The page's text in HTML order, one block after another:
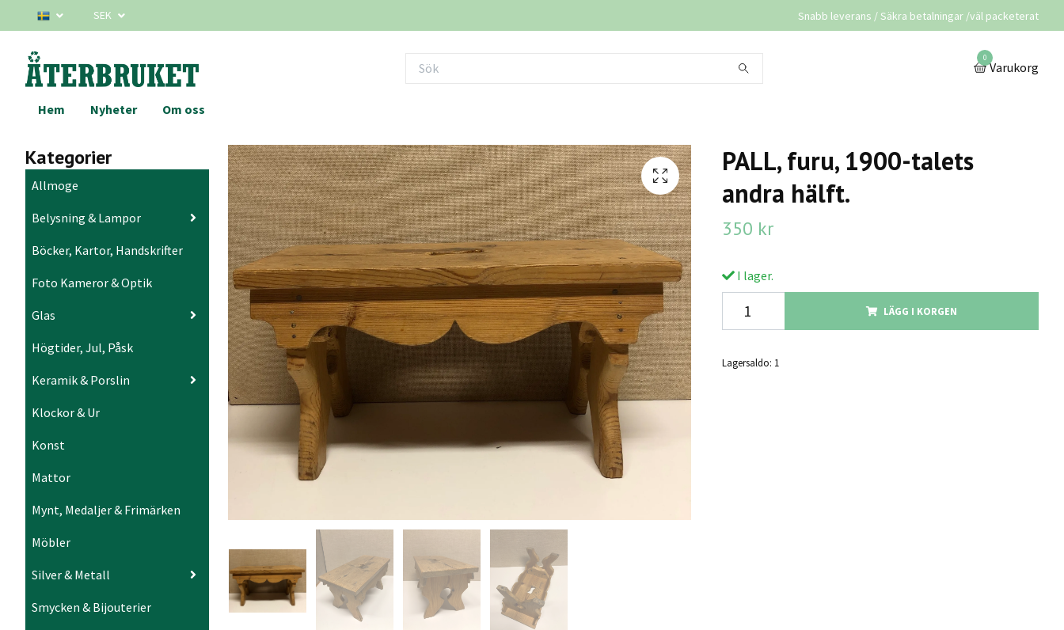
SEK Snabb leverans / Säkra betalningar /väl packeterat
0
Varukorg
Hem Nyheter Om oss
Kategorier
Allmoge
Belysning & Lampor
Böcker, Kartor, Handskrifter
Foto Kameror & Optik
Glas
Högtider, Jul, Påsk
Keramik & Porslin
Klockor & Ur
Konst
Mattor
Mynt, Medaljer & Frimärken
Möbler
Silver & Metall
Smycken & Bijouterier
PALL, furu, 1900-talets
andra hälft.
350 kr
I lager.
LÄGG I KORGEN
Lagersaldo: 1